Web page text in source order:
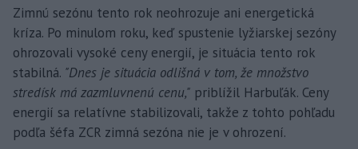
Zimnú sezónu tento rok neohrozuje ani energetická
kríza. Po minulom roku, keď spustenie lyžiarskej sezóny
ohrozovali vysoké ceny energií, je situácia tento rok
stabilná. "Dnes je situácia odlišná v tom, že množstvo
stredísk má zazmluvnenú cenu," priblížil Harbuľák. Ceny
energií sa relatívne stabilizovali, takže z tohto pohľadu
podľa šéfa ZCR zimná sezóna nie je v ohrození.